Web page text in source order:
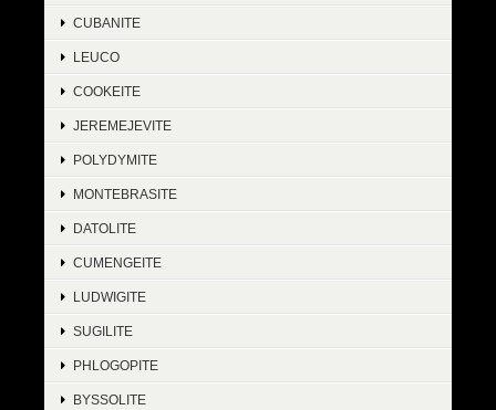
CUBANITE
LEUCO
COOKEITE
JEREMEJEVITE
POLYDYMITE
MONTEBRASITE
DATOLITE
CUMENGEITE
LUDWIGITE
SUGILITE
PHLOGOPITE
BYSSOLITE